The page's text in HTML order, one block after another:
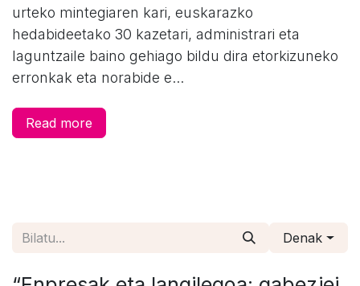
urteko mintegiaren kari, euskarazko
hedabideetako 30 kazetari, administrari eta
laguntzaile baino gehiago bildu dira etorkizuneko
erronkak eta norabide e...
Read more
Denak